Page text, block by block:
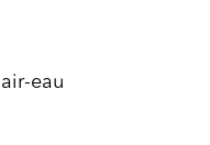
eau